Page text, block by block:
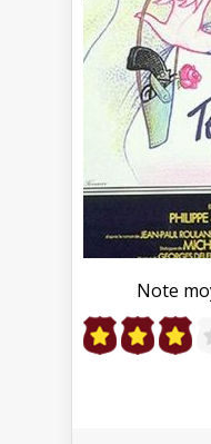
Note